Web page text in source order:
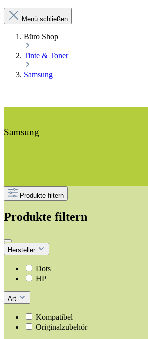
Menü schließen
Büro Shop
Tinte & Toner
Samsung
Samsung
Produkte filtern
Produkte filtern
Hersteller
Dots
HP
Art
Kompatibel
Originalzubehör